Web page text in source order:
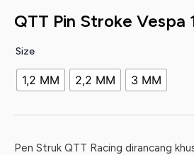
QTT Pin Stroke Vespa
Size
1,2 MM 2,2 MM 3 MM
Pen Struk QTT Racing dirancang